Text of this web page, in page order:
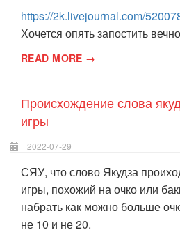
https://2k.livejournal.com/
Хочется опять запостить
READ MORE →
Происхождение слова
игры
2022-07-29
СЯУ, что слово Якудза
игры, похожий на очко или
набрать как можно больше
не 10 и не 20.